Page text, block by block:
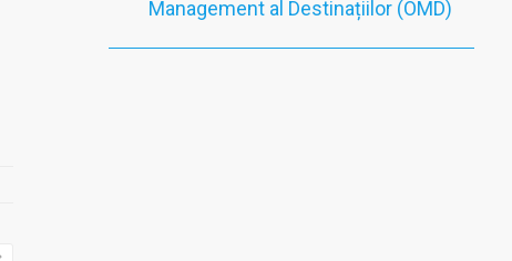
Management al Destinațiilor (OMD)